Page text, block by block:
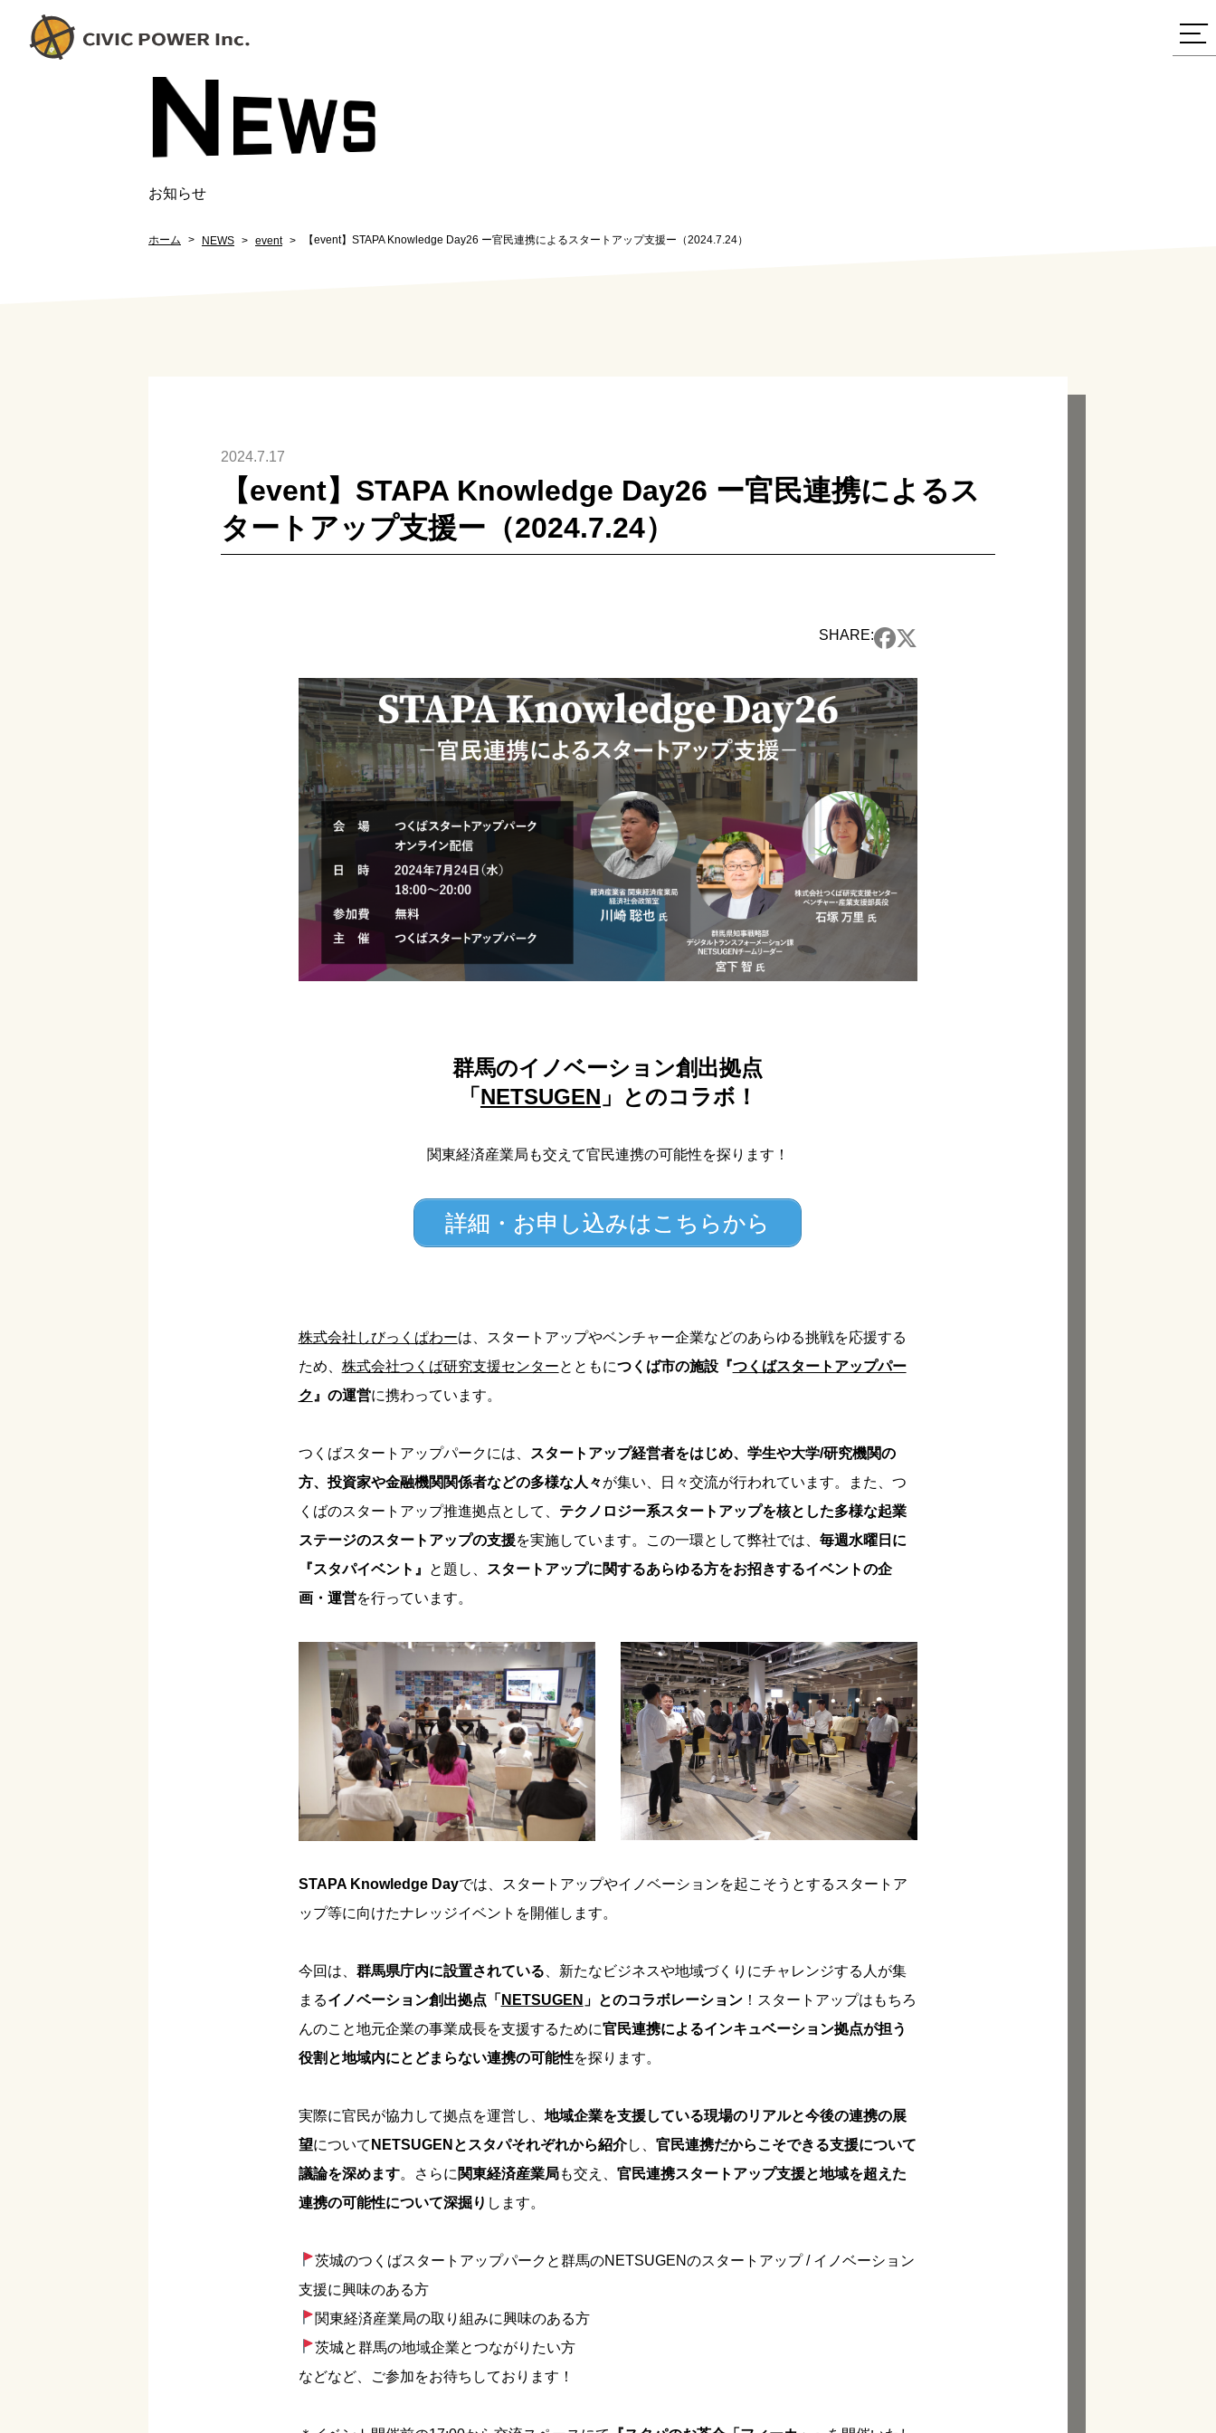
NEW
S
お知らせ
ホーム NEWS event 【event】STAPA Knowledge Day26 ー官民連携によるスタートアップ支援ー（2024.7.24）
2024.7.17
【event】STAPA Knowledge Day26 ー官民連携によるス
タートアップ支援ー（2024.7.24）
SHARE:
群馬のイノベーション創出拠点
「 NETSUGEN 」とのコラボ！
関東経済産業局も交えて官民連携の可能性を探ります！
詳細・お申し込みはこちらから
株式会社しびっくぱわーは、スタートアップやベンチャー企業などのあらゆる挑戦を応援する
ため、 株式会社つくば研究支援センターとともにつくば市の施設『つくばスタートアップパー
ク 』の運営に携わっています。
つくばスタートアップパークには、
スタートアップ経営者をはじめ、学生や大学/研究機関の
方、投資家や金融機関関係者などの多様な人々が集い、日々交流が行われています。また、つ
くばのスタートアップ推進拠点として、 テクノロジー系スタートアップを核とした多様な起業
ステージのスタートアップの支援を実施しています。この一環として弊社では、 毎週水曜日に
『スタパイベント』
と題し、
スタートアップに関するあらゆる方をお招きするイベントの企
画・運営を行っています。
STAPA Knowledge Dayでは、スタートアップやイノベーションを起こそうとするスタートア
ップ等に向けたナレッジイベントを開催します。
今回は、 群馬県庁内に設置されている 、新たなビジネスや地域づくりにチャレンジする人が集
まるイノベーション創出拠点「 NETSUGEN 」とのコラボレーション！スタートアップはもちろ
んのこと地元企業の事業成長を支援するために官民連携によるインキュベーション拠点が担う
役割と地域内にとどまらない連携の可能性を探ります。
実際に官民が協力して拠点を運営し、 地域企業を支援している現場のリアルと今後の連携の展
望について NETSUGENとスタパそれぞれから紹介し、 官民連携だからこそできる支援について
議論を深めます。さらに 関東経済産業局も交え、 官民連携スタートアップ支援と地域を超えた
連携の可能性について深掘り します。
茨城のつくばスタートアップパークと群馬のNETSUGENのスタートアップ / イノベーション
支援に興味のある方
関東経済産業局の取り組みに興味のある方
茨城と群馬の地域企業とつながりたい方
などなど、ご参加をお待ちしております！